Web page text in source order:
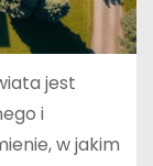
jest
i
w jakim